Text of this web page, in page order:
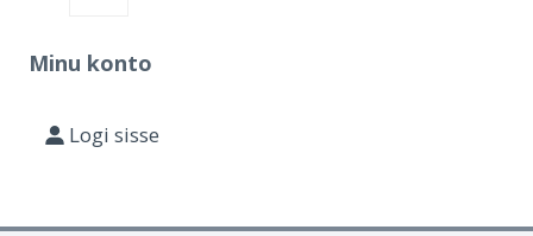
Minu konto
Logi sisse